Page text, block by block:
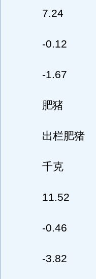
7.24
-0.12
-1.67
肥猪
出栏肥猪
千克
11.52
-0.46
-3.82